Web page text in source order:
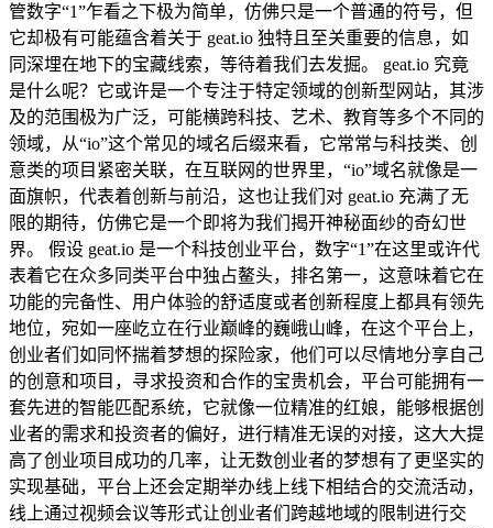
管数字“1”乍看之下极为简单，仿佛只是一个普通的符号，但
它却极有可能蕴含着关于 geat.io 独特且至关重要的信息，如
同深埋在地下的宝藏线索，等待着我们去发掘。 geat.io 究竟
是什么呢？它或许是一个专注于特定领域的创新型网站，其涉
及的范围极为广泛，可能横跨科技、艺术、教育等多个不同的
领域，从“io”这个常见的域名后缀来看，它常常与科技类、创
意类的项目紧密关联，在互联网的世界里，“io”域名就像是一
面旗帜，代表着创新与前沿，这也让我们对 geat.io 充满了无
限的期待，仿佛它是一个即将为我们揭开神秘面纱的奇幻世
界。 假设 geat.io 是一个科技创业平台，数字“1”在这里或许代
表着它在众多同类平台中独占鳌头，排名第一，这意味着它在
功能的完备性、用户体验的舒适度或者创新程度上都具有领先
地位，宛如一座屹立在行业巅峰的巍峨山峰，在这个平台上，
创业者们如同怀揣着梦想的探险家，他们可以尽情地分享自己
的创意和项目，寻求投资和合作的宝贵机会，平台可能拥有一
套先进的智能匹配系统，它就像一位精准的红娘，能够根据创
业者的需求和投资者的偏好，进行精准无误的对接，这大大提
高了创业项目成功的几率，让无数创业者的梦想有了更坚实的
实现基础，平台上还会定期举办线上线下相结合的交流活动，
线上通过视频会议等形式让创业者们跨越地域的限制进行交